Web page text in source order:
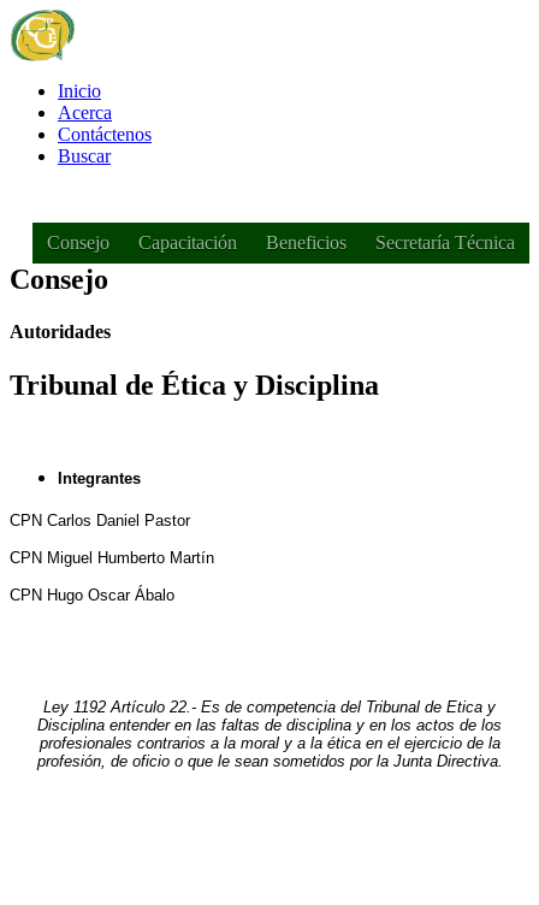
Inicio
Acerca
Contáctenos
Buscar
Consejo Capacitación Beneficios Secretaría Técnica
Consejo
Autoridades
Tribunal de Ética y Disciplina
Integrantes
CPN Carlos Daniel Pastor
CPN Miguel Humberto Martín
CPN Hugo Oscar Ábalo
Ley 1192 Artículo 22.- Es de competencia del Tribunal de Etica y
Disciplina entender en las faltas de disciplina y en los actos de los
profesionales contrarios a la moral y a la ética en el ejercicio de la
profesión, de oficio o que le sean sometidos por la Junta Directiva.